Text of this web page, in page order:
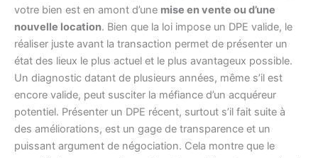
votre bien est en amont d’une mise en vente ou d’une
nouvelle location. Bien que la loi impose un DPE valide, le
réaliser juste avant la transaction permet de présenter un
état des lieux le plus actuel et le plus avantageux possible.
Un diagnostic datant de plusieurs années, même s’il est
encore valide, peut susciter la méfiance d’un acquéreur
potentiel. Présenter un DPE récent, surtout s’il fait suite à
des améliorations, est un gage de transparence et un
puissant argument de négociation. Cela montre que le